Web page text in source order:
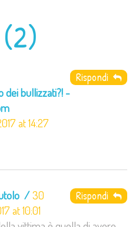
Rispondi
dei bullizzati?! -
at 14:27
Rispondi
30
at 10:01